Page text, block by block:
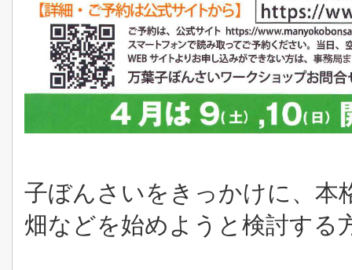
子ぼんさいをきっかけに、本
畑などを始めようと検討する